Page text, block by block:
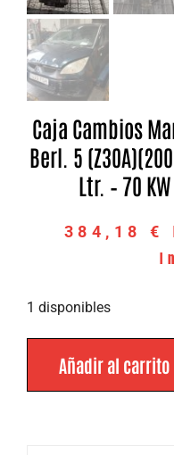
Caja Cambios
Berl. 5
Ltr. – 70
384,18 €
1 disponibles
Añadir al carrito